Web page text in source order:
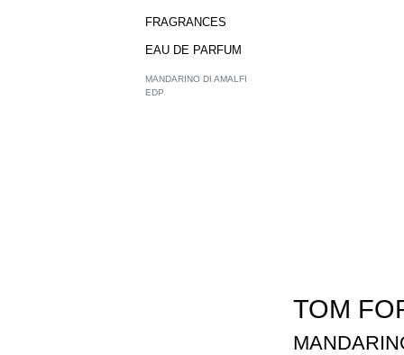
FRAGRANCES
EAU DE PARFUM
MANDARINO DI AMALFI
EDP
TOM